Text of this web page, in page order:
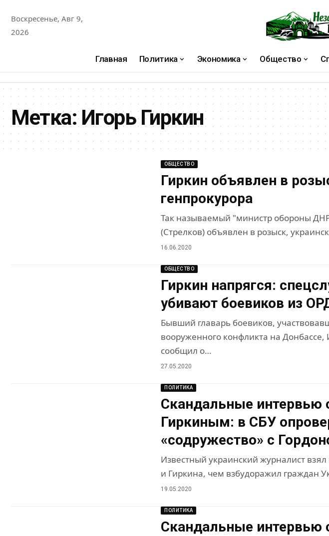
Воскресенье, Авг 9,
2026
Главная Политика Экономика Общество
Метка:Игорь Гиркин
ОБЩЕСТВО
Гиркин объявлен в
генпрокурора
Так называемый "министр обороны
(Стрелков) объявлен в розыск,
16.06.2020
ОБЩЕСТВО
Гиркин напрягся:
убивают боевиков из
Бывший главарь боевиков,
вооруженного конфликта на Донбассе,
сообщил о…
27.05.2020
ПОЛИТИКА
Скандальные интервью
Гиркиным: в СБУ
«содружество» с
Известный украинский журналист
и Гиркина, чем взбудоражил граждан
19.05.2020
ПОЛИТИКА
Скандальные интервью